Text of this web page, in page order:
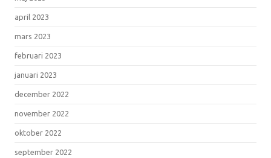
april 2023
mars 2023
februari 2023
januari 2023
december 2022
november 2022
oktober 2022
september 2022